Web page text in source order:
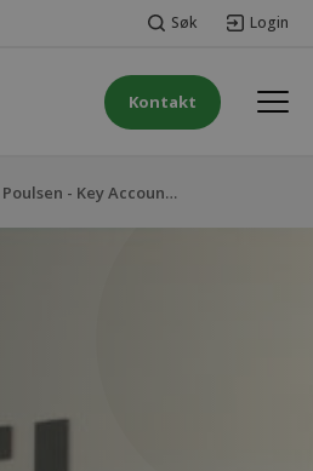
Søk Login
Kontakt
Meet Finn Poulsen - Key Account Manager in Denmark